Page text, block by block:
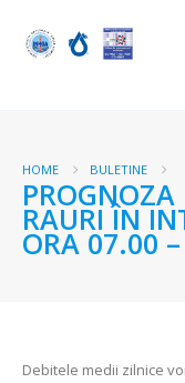
HOME BULETINE
RAURI ÎN
ORA 07.00
Debitele medii zilnice